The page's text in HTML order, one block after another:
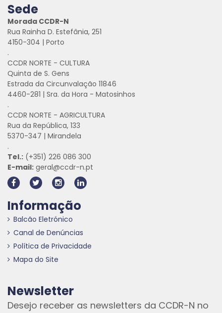
Sede
Morada CCDR-N
Rua Rainha D. Estefânia, 251
4150-304 | Porto
.
CCDR NORTE - CULTURA
Quinta de S. Gens
Estrada da Circunvalação 11846
4460-281 | Sra. da Hora - Matosinhos
.
CCDR NORTE - AGRICULTURA
Rua da República, 133
5370-347 | Mirandela
.
Tel.: (+351) 226 086 300
E-mail: geral@ccdr-n.pt
Informação
Balcão Eletrónico
Canal de Denúncias
Política de Privacidade
Mapa do Site
Newsletter
Desejo receber as newsletters da CCDR-N no